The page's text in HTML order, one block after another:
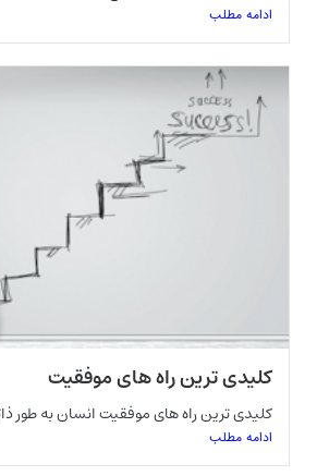
ادامه مطلب
کلیدی ترین راه های موفقیت
کلیدی ترین راه های موفقیت انسان به طور
ادامه مطلب